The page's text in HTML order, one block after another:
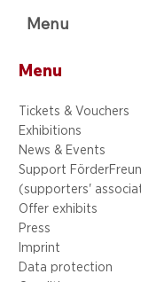
Menu
Menu
Tickets & Vouchers
Exhibitions
News & Events
Support
(supporters'
Offer exhibits
Press
Imprint
Data protection